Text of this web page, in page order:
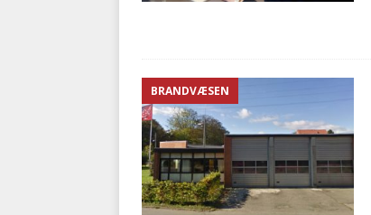
BRANDVÆSEN